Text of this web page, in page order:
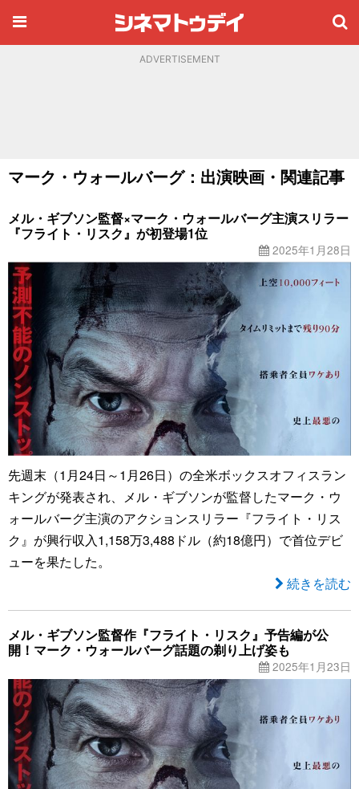
ADVERTISEMENT
マーク・ウォールバーグ：出演映画・関連記事
メル・ギブソン監督×マーク・ウォールバーグ主演スリラー
『フライト・リスク』が初登場1位
2025年1月28日
先週末（1月24日～1月26日）の全米ボックスオフィスラン
キングが発表され、メル・ギブソンが監督したマーク・ウ
ォールバーグ主演のアクションスリラー『フライト・リス
ク』が興行収入1,158万3,488ドル（約18億円）で首位デビ
ューを果たした。
続きを読む
メル・ギブソン監督作『フライト・リスク』予告編が公
開！マーク・ウォールバーグ話題の剃り上げ姿も
2025年1月23日